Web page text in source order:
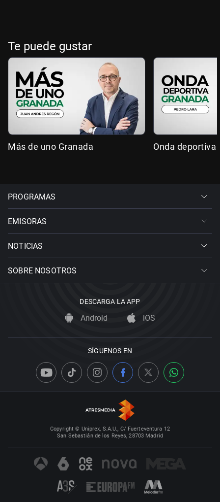
Te puede gustar
Más de uno Granada Onda deportiva
PROGRAMAS
EMISORAS
NOTICIAS
SOBRE NOSOTROS
DESCARGA LA APP
Android iOS
SÍGUENOS EN
Copyright © Uniprex, S.A.U., C/ Fuerteventura 12
San Sebastián de los Reyes, 28703 Madrid